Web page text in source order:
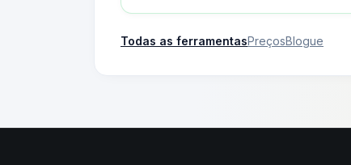
Todas as ferramentasPreçosBlogue